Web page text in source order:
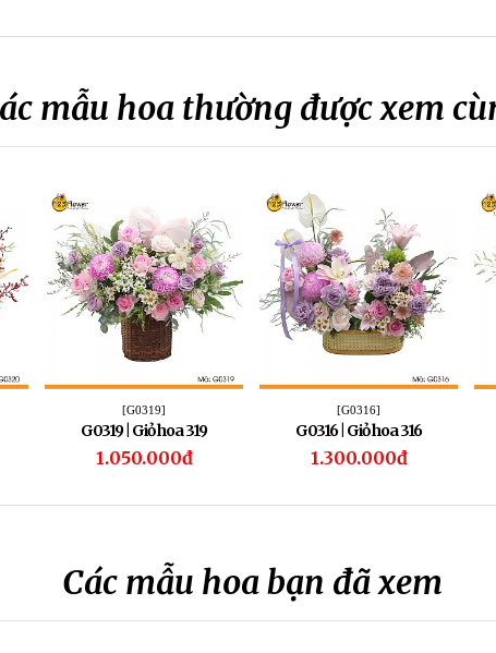
mẫu hoa thường được xem
[G0319]
G0319 | Giỏ hoa 319
1.050.000đ
[G0316]
G0316 | Giỏ hoa 316
1.300.000đ
Các mẫu hoa bạn đã xem